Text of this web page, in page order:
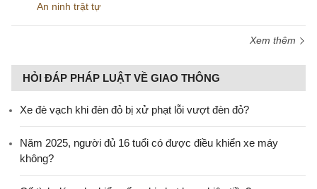
An ninh trật tự
Xem thêm
HỎI ĐÁP PHÁP LUẬT VỀ GIAO THÔNG
Xe đè vạch khi đèn đỏ bị xử phạt lỗi vượt đèn đỏ?
Năm 2025, người đủ 16 tuổi có được điều khiển xe máy
không?